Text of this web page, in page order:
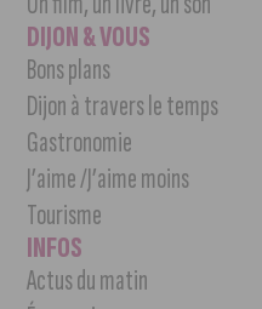
DIJON & VOUS
Bons plans
Dijon à travers le temps
Gastronomie
J’aime /J’aime moins
Tourisme
INFOS
Actus du matin